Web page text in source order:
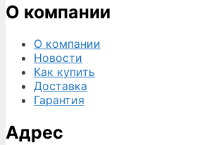
О компании
О компании
Новости
Как купить
Доставка
Гарантия
Адрес